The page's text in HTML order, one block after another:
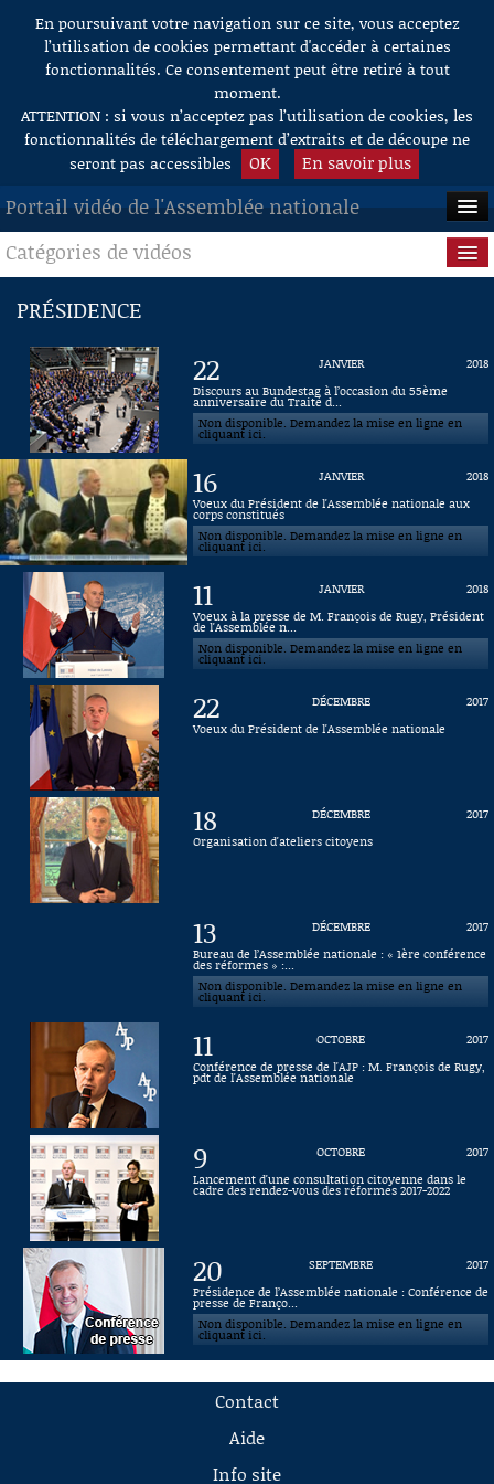
Aller au contenu
En poursuivant votre navigation sur ce site, vous acceptez
l’utilisation de cookies permettant d'accéder à certaines
fonctionnalités. Ce consentement peut être retiré à tout
moment.
ATTENTION : si vous n’acceptez pas l’utilisation de cookies, les
fonctionnalités de téléchargement d’extraits et de découpe ne
seront pas accessibles
OK En savoir plus
Portail vidéo de l'Assemblée nationale
ACCUEIL
EN DIRECT
À LA DEMANDE
RECHERCHE
AIDE À LA DÉCOUPE
DE VIDÉOS
Catégories de vidéos
Questions au Gouvernement
Commissions
Présidence
Évènements
Connaissance, Histoire
PRÉSIDENCE
22 JANVIER
2018
Discours au Bundestag à l’occasion du 55ème
anniversaire du Traité d...
Non disponible. Demandez la mise en ligne en
cliquant ici.
16 JANVIER
2018
Voeux du Président de l'Assemblée nationale aux
corps constitués
Non disponible. Demandez la mise en ligne en
cliquant ici.
11 JANVIER
2018
Voeux à la presse de M. François de Rugy, Président
de l'Assemblée n...
Non disponible. Demandez la mise en ligne en
cliquant ici.
22 DÉCEMBRE
2017
Voeux du Président de l'Assemblée nationale
18 DÉCEMBRE
2017
Organisation d'ateliers citoyens
13 DÉCEMBRE
2017
Bureau de l’Assemblée nationale : « 1ère conférence
des réformes » :...
Non disponible. Demandez la mise en ligne en
cliquant ici.
11 OCTOBRE
2017
Conférence de presse de l'AJP : M. François de Rugy,
pdt de l'Assemblée nationale
9 OCTOBRE
2017
Lancement d'une consultation citoyenne dans le
cadre des rendez-vous des réformes 2017-2022
20 SEPTEMBRE
2017
Présidence de l’Assemblée nationale : Conférence de
presse de Franço...
Non disponible. Demandez la mise en ligne en
cliquant ici.
Contact
Aide
Info site